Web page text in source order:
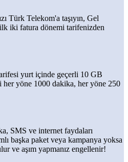
Türk Telekom'a taşıyın, Gel
iki fatura dönemi tarifenizden
yurt içinde geçerli 10 GB
her yöne 1000 dakika, her yöne 250
SMS ve internet faydaları
başka paket veya kampanya yoksa
ve aşım yapmanız engellenir!